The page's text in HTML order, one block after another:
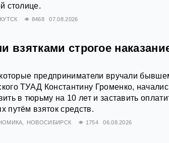
столице.
8468 07.08.2026
взятками строгое
предприниматели вручали
ТУАД Константину Громенко,
в тюрьму на 10 лет и заставить
путём взяток средств.
НОВОСИБИРСК 1754 06.08.2026